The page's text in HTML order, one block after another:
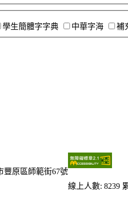
學生簡體字字典 中華字海 補
豐原區師範街67號
線上人數: 8239